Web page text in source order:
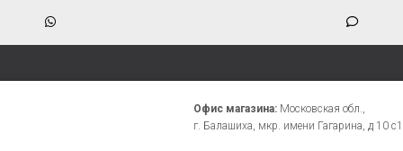
Офис магазина: Московская обл.,
г. Балашиха, мкр. имени Гагарина, д 10 с1